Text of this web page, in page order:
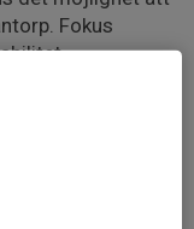
Fokus
man in 300:- till
Märk betalningen
alltså i snitt
lite på lagkassan.